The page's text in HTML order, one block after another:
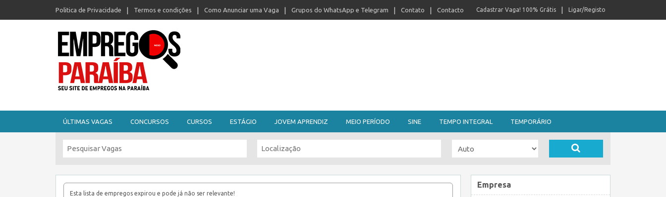
Politica de Privacidade Termos e condições Como Anunciar uma Vaga Grupos do WhatsApp e Telegram Contato Contacto Ligar/Registo
Cadastrar Vaga! 100% Grátis
ÚLTIMAS VAGAS CONCURSOS CURSOS ESTÁGIO JOVEM APRENDIZ MEIO PERÍODO SINE TEMPO INTEGRAL TEMPORÁRIO
Esta lista de empregos expirou e pode já não ser relevante!
Empresa